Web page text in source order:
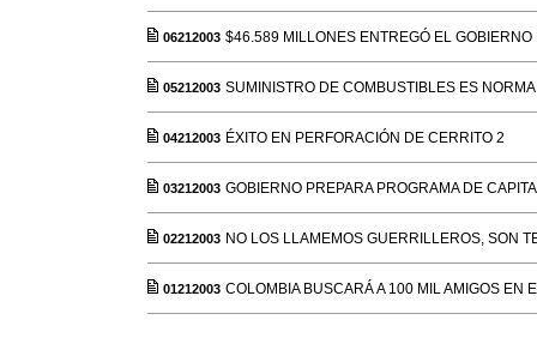
06212003 $46.589 MILLONES ENTREGÓ EL GOBIERNO
05212003 SUMINISTRO DE COMBUSTIBLES ES
04212003 ÉXITO EN PERFORACIÓN DE CERRITO 2
03212003 GOBIERNO PREPARA PROGRAMA DE
02212003 NO LOS LLAMEMOS GUERRILLEROS, SON
01212003 COLOMBIA BUSCARÁ A 100 MIL AMIGOS EN